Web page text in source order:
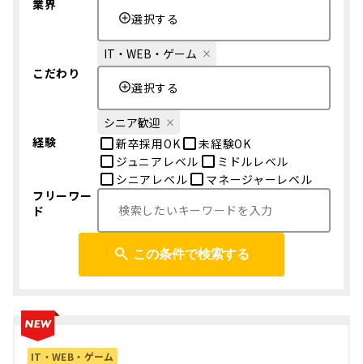
業界
選択する
IT・WEB・ゲーム
こだわり
選択する
シニア歓迎
経験
新卒採用OK
未経験OK
ジュニアレベル
ミドルレベル
シニアレベル
マネージャーレベル
フリーワー
ド
この条件で検索する
IT・WEB・ゲーム